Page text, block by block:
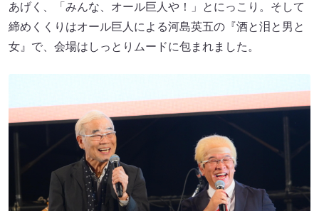
あげく、「みんな、オール巨人や！」とにっこり。そして
締めくくりはオール巨人による河島英五の『酒と泪と男と
女』で、会場はしっとりムードに包まれました。